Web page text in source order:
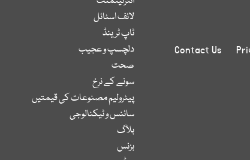
Contact Us
لائف اسٹائل
ٹاپ ٹرینڈ
دلچسپ و عجیب
صحت
سونے کے نرخ
پیٹرولیم مصنوعات کی قیمتیں
سائنس و ٹیکنالوجی
بلاگ
بزنس